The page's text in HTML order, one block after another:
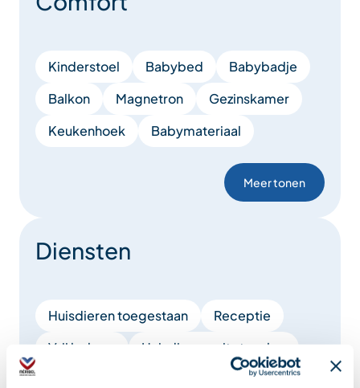
Kinderstoel Babybed
Babybadje
Balkon
Magnetron
Gezinskamer
Keukenhoek
Babymateriaal
Meer tonen
Diensten
Huisdieren toegestaan
Receptie
Vrij beheer
Huisdieren mits toeslag
Uitleen materiaal